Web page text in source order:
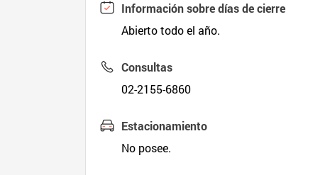
Información sobre días de cierre
Abierto todo el año.
Consultas
02-2155-6860
Estacionamiento
No posee.